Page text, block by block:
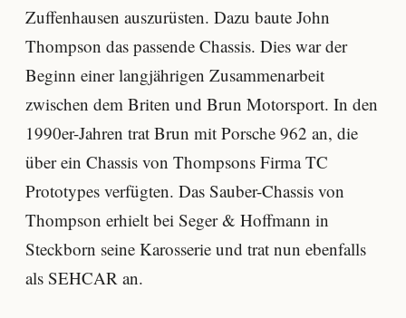
Zuffenhausen auszurüsten. Dazu baute John
Thompson das passende Chassis. Dies war der
Beginn einer langjährigen Zusammenarbeit
zwischen dem Briten und Brun Motorsport. In den
1990er-Jahren trat Brun mit Porsche 962 an, die
über ein Chassis von Thompsons Firma TC
Prototypes verfügten. Das Sauber-Chassis von
Thompson erhielt bei Seger & Hoffmann in
Steckborn seine Karosserie und trat nun ebenfalls
als SEHCAR an.